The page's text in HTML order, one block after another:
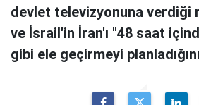
devlet televizyonuna verdiği
ve İsrail'in İran'ı "48 saat
gibi ele geçirmeyi